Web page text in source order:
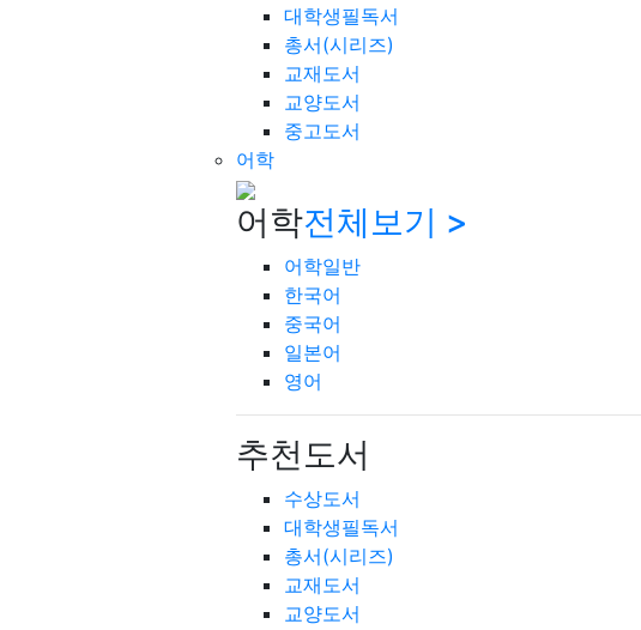
대학생필독서
총서(시리즈)
교재도서
교양도서
중고도서
어학
어학전체보기 >
어학일반
한국어
중국어
일본어
영어
추천도서
수상도서
대학생필독서
총서(시리즈)
교재도서
교양도서